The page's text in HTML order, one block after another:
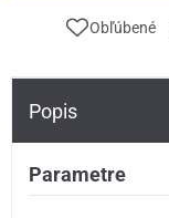
Obľúbené
Popis
Parametre